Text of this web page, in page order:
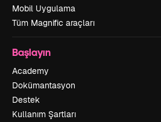
Mobil Uygulama
Tüm Magnific araçları
Başlayın
Academy
Dokümantasyon
Destek
Kullanım Şartları